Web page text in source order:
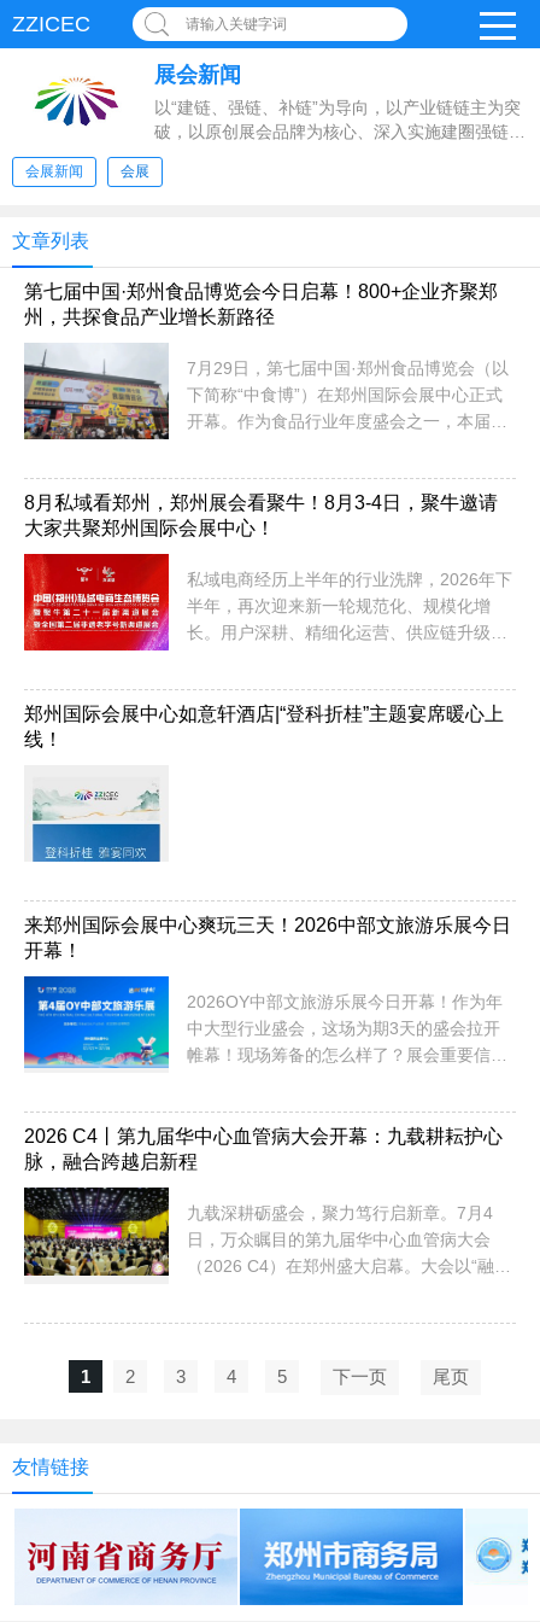
ZZICEC 请输入关键字词
展会新闻
以“建链、强链、补链”为导向，以产业链链主为突
破，以原创展会品牌为核心、深入实施建圈强链十
大行动，推动会展产业能级大幅提升
会展新闻 会展
文章列表
第七届中国·郑州食品博览会今日启幕！800+企业齐聚郑
州，共探食品产业增长新路径
7月29日，第七届中国·郑州食品博览会（以
下简称“中食博”）在郑州国际会展中心正式
开幕。作为食品行业年度盛会之一，本届中
核心，汇聚全国食品企业、品牌方、渠道采
购商、行业机构及专业观众，共同呈现食品
产业链上下游的新产品、新趋势与新机遇。
品、糖果巧克力、饮品、方便食品、调味品
以及食品产业链相关领域，通过产品展示、
趋势交流、商贸对...
8月私域看郑州，郑州展会看聚牛！8月3-4日，聚牛邀请
大家共聚郑州国际会展中心！
私域电商经历上半年的行业洗牌，2026年下
半年，再次迎来新一轮规范化、规模化增
长。用户深耕、精细化运营、供应链升级等
然形成。为什么是郑州？作为全国私域直播
中心，郑州凭借得天独厚的区位优势、完善
郑州国际会展中心如意轩酒店|“登科折桂”主题宴席暖心上
线！
来郑州国际会展中心爽玩三天！2026中部文旅游乐展今日
开幕！
2026OY中部文旅游乐展今日开幕！作为年
中大型行业盛会，这场为期3天的盛会拉开
帷幕！现场筹备的怎么样了？展会重要信息
了！领取参观门票OY中部文旅游乐展识别二
维码 预约参观提前领取门票，现场快捷入场
参观时间7月7日 （星期二）09:00-17:007月
四）09:00-14:00（13:30观众停止入场）交
通指南01 郑州火车站抵达1.郑州火车站西广
场乘坐地铁1号线，郑...
2026 C4丨第九届华中心血管病大会开幕：九载耕耘护心
脉，融合跨越启新程
九载深耕砺盛会，聚力笃行启新章。7月4
日，万众瞩目的第九届华中心血管病大会
（2026 C4）在郑州盛大启幕。大会以“融
态”为主题，广邀国内外心血管病学领域的顶
防、诊断、治疗、康复、护理及研究的全链
1 2 3 4 5 下一页 尾页
友情链接